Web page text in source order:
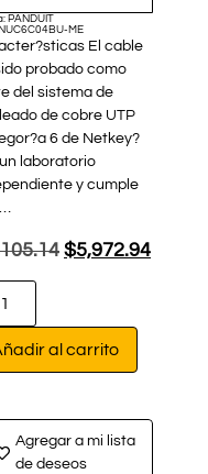
PANDUIT
ME
El cable
probado como
del sistema de
de cobre UTP
6 de Netkey?
laboratorio
y cumple
$5,972.94
al carrito
Agregar a mi lista
de deseos